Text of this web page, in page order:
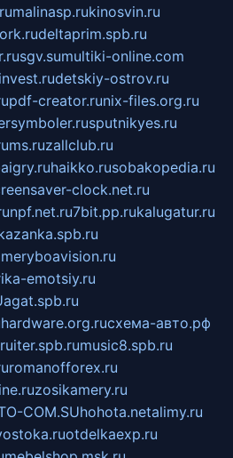
malinasp.rukinosvin.ru
deltaprim.spb.ru
sgv.sumultiki-online.com
detskiy-ostrov.ru
pdf-creator.runix-files.org.ru
sputnikyes.ru
zallclub.ru
haikko.rusobakopedia.ru
clock.net.ru
npf.net.ru7bit.pp.rukalugatur.ru
emotsiy.ru
agat.spb.ru
hardware.org.ruсхема-авто.рф
music8.spb.ru
romanofforex.ru
zosikamery.ru
COM.SUhohota.netalimy.ru
otdelkaexp.ru